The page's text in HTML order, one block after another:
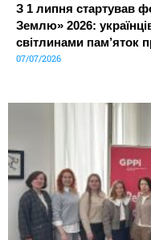
З 1 липня стартував
Землю» 2026:
світлинами пам’яток
07/07/2026